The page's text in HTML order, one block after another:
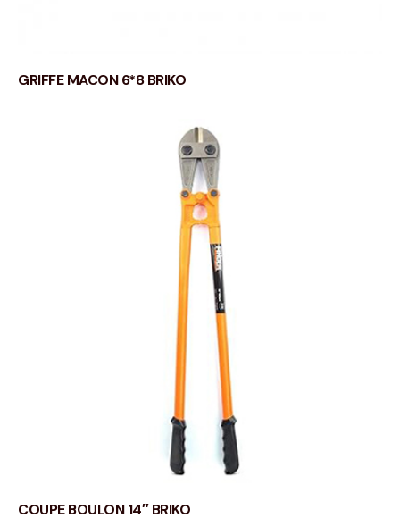
GRIFFE MACON 6*8 BRIKO
COUPE BOULON 14″ BRIKO